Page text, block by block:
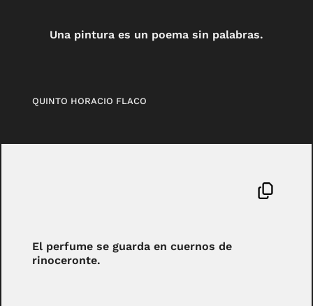
Una pintura es un poema sin palabras.
QUINTO HORACIO FLACO
El perfume se guarda en cuernos de
rinoceronte.